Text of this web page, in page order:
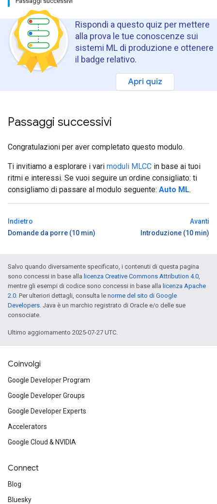
Rispondi a questo quiz per mettere
alla prova le tue conoscenze sui
sistemi ML di produzione e ottenere
il badge relativo.
Apri quiz
Passaggi successivi
Congratulazioni per aver completato questo modulo.
Ti invitiamo a esplorare i vari moduli MLCC in base ai tuoi
ritmi e interessi. Se vuoi seguire un ordine consigliato: ti
consigliamo di passare al modulo seguente: Auto ML.
Indietro
Domande da porre (10 min)
Avanti
Introduzione (10 min)
Salvo quando diversamente specificato, i contenuti di questa pagina
sono concessi in base alla licenza Creative Commons Attribution 4.0,
mentre gli esempi di codice sono concessi in base alla licenza Apache
2.0. Per ulteriori dettagli, consulta le norme del sito di Google
Developers. Java è un marchio registrato di Oracle e/o delle sue
consociate.
Ultimo aggiornamento 2025-07-27 UTC.
Coinvolgi
Google Developer Program
Google Developer Groups
Google Developer Experts
Accelerators
Google Cloud & NVIDIA
Connect
Blog
Bluesky